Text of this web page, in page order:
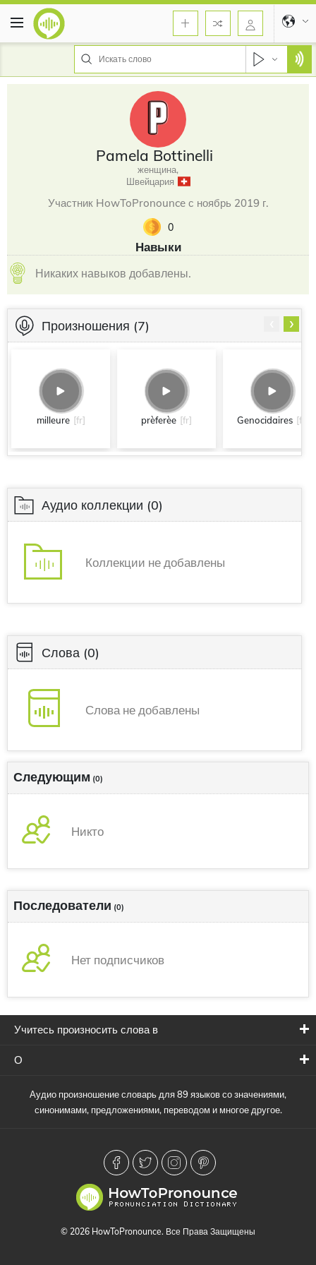
Pamela Bottinelli
женщина,
Швейцария
Участник HowToPronounce с ноябрь 2019 г.
0
Навыки
Никаких навыков добавлены.
Произношения (7)
milleure [fr] prèferèe [fr] Genocidaires [fr]
›
Аудио коллекции (0)
Коллекции не добавлены
Слова (0)
Слова не добавлены
Следующим (0)
Никто
Последователи (0)
Нет подписчиков
Учитесь произносить слова в
О
Аудио произношение словарь для 89 языков со значениями,
синонимами, предложениями, переводом и многое другое.
© 2026 HowToPronounce. Все Права Защищены